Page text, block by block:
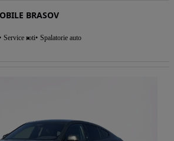
BRASOV
Service roti Spalatorie auto